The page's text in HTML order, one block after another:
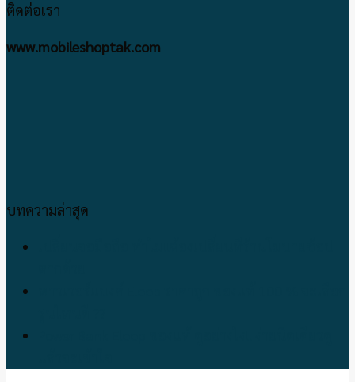
ติดต่อเรา
www.mobileshoptak.com
บทความล่าสุด